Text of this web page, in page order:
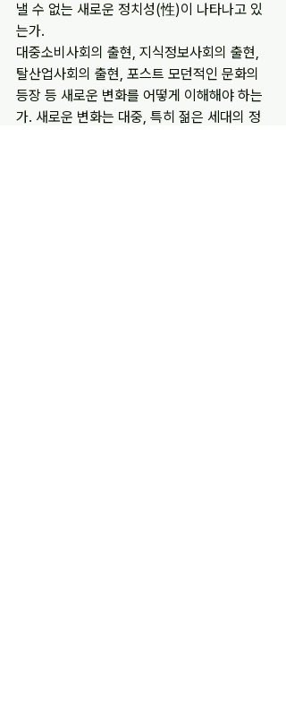
낼 수 없는 새로운 정치성(性)이 나타나고 있
는가.
대중소비사회의 출현, 지식정보사회의 출현,
탈산업사회의 출현, 포스트 모던적인 문화의
등장 등 새로운 변화를 어떻게 이해해야 하는
가. 새로운 변화는 대중, 특히 젊은 세대의 정